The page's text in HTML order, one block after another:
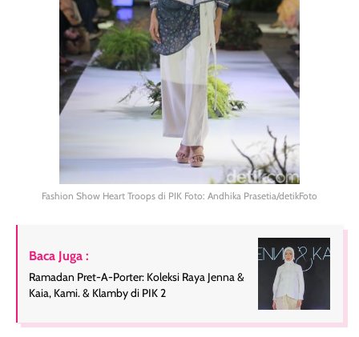
Fashion Show Heart Troops di PIK Foto: Andhika Prasetia/detikFoto
Baca Juga :
Ramadan Pret-A-Porter: Koleksi Raya Jenna &
Kaia, Kami. & Klamby di PIK 2